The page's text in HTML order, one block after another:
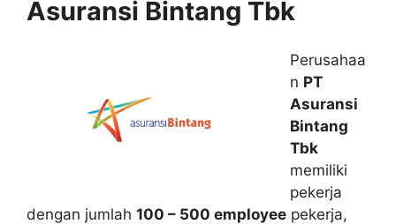
Asuransi Bintang Tbk
Perusahaa
n PT
Asuransi
Bintang
Tbk
memiliki
pekerja
dengan jumlah 100 – 500 employee pekerja,